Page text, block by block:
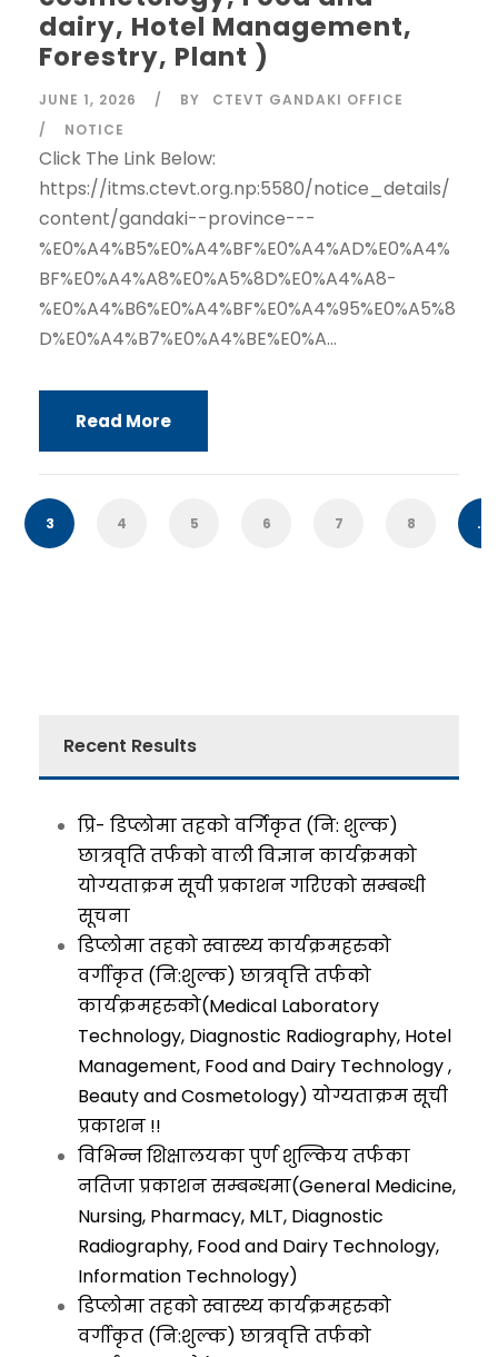
dairy, Hotel Management,
Forestry, Plant )
JUNE 1, 2026 BY
CTEVT GANDAKI OFFICE
NOTICE
Click The Link Below:
https://itms.ctevt.org.np:5580/notice_details/
content/gandaki--province---
%E0%A4%B5%E0%A4%BF%E0%A4%AD%E0%A4%
BF%E0%A4%A8%E0%A5%8D%E0%A4%A8-
%E0%A4%B6%E0%A4%BF%E0%A4%95%E0%A5%8
D%E0%A4%B7%E0%A4%BE%E0%A...
Read More
3 4 5 6 7 8 ...
Recent Results
प्रि- डिप्लोमा तहको वर्गिकृत (नि: शुल्क)
छात्रवृति तर्फको वाली विज्ञान कार्यक्रमको
योग्यताक्रम सूची प्रकाशन गरिएको सम्बन्धी
सूचना
डिप्लोमा तहको स्वास्थ्य कार्यक्रमहरुको
वर्गीकृत (नि:शुल्क) छात्रवृत्ति तर्फको
कार्यक्रमहरुको(Medical Laboratory
Technology, Diagnostic Radiography, Hotel
Management, Food and Dairy Technology ,
Beauty and Cosmetology) योग्यताक्रम सूची
प्रकाशन !!
विभिन्न शिक्षालयका पुर्ण शुल्किय तर्फका
नतिजा प्रकाशन सम्बन्धमा(General Medicine,
Nursing, Pharmacy, MLT, Diagnostic
Radiography, Food and Dairy Technology,
Information Technology)
डिप्लोमा तहको स्वास्थ्य कार्यक्रमहरुको
वर्गीकृत (नि:शुल्क) छात्रवृत्ति तर्फको